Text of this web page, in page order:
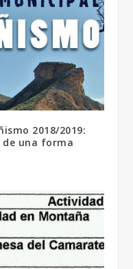
2018/2019:
de una forma